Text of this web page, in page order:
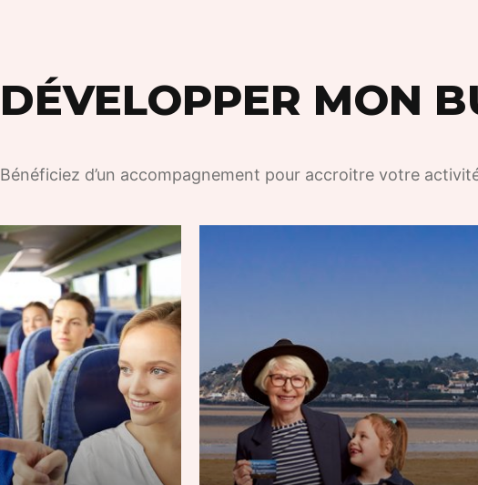
DÉVELOPPER MON
Bénéficiez d’un accompagnement pour accroitre votre